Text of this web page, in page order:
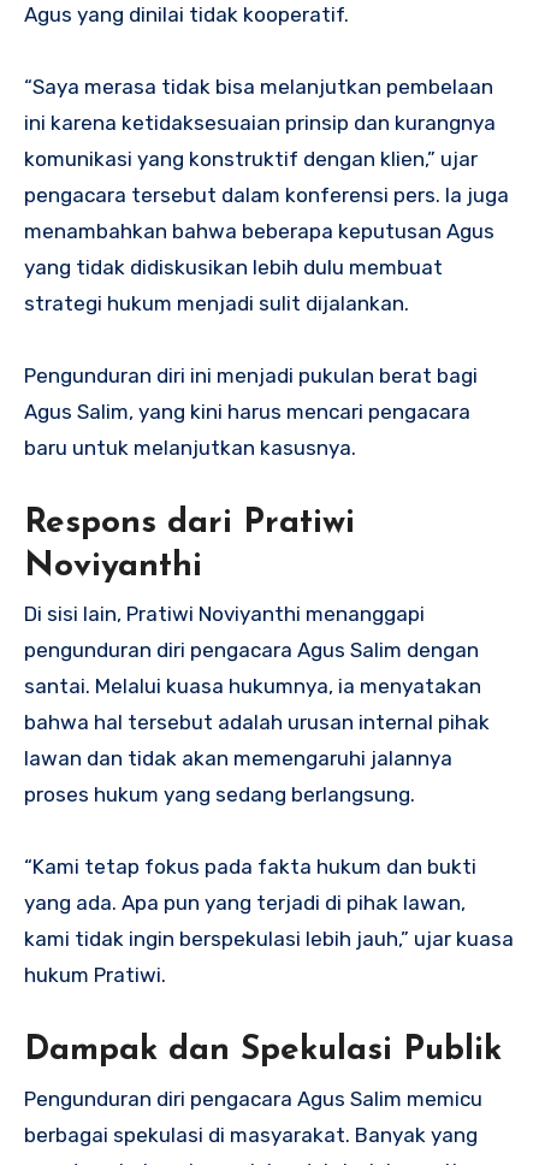
Agus yang dinilai tidak kooperatif.
“Saya merasa tidak bisa melanjutkan pembelaan
ini karena ketidaksesuaian prinsip dan kurangnya
komunikasi yang konstruktif dengan klien,” ujar
pengacara tersebut dalam konferensi pers. Ia juga
menambahkan bahwa beberapa keputusan Agus
yang tidak didiskusikan lebih dulu membuat
strategi hukum menjadi sulit dijalankan.
Pengunduran diri ini menjadi pukulan berat bagi
Agus Salim, yang kini harus mencari pengacara
baru untuk melanjutkan kasusnya.
Respons dari Pratiwi
Noviyanthi
Di sisi lain, Pratiwi Noviyanthi menanggapi
pengunduran diri pengacara Agus Salim dengan
santai. Melalui kuasa hukumnya, ia menyatakan
bahwa hal tersebut adalah urusan internal pihak
lawan dan tidak akan memengaruhi jalannya
proses hukum yang sedang berlangsung.
“Kami tetap fokus pada fakta hukum dan bukti
yang ada. Apa pun yang terjadi di pihak lawan,
kami tidak ingin berspekulasi lebih jauh,” ujar kuasa
hukum Pratiwi.
Dampak dan Spekulasi Publik
Pengunduran diri pengacara Agus Salim memicu
berbagai spekulasi di masyarakat. Banyak yang